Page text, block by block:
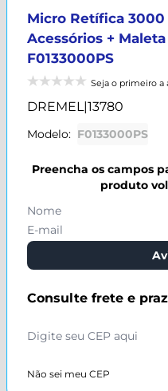
Micro Retífica
Acessórios + Maleta
F0133000PS
Seja o primeiro a
DREMEL|13780
Modelo: F0133000PS
Preencha os campos
produto
Consulte frete e
Não sei meu CEP